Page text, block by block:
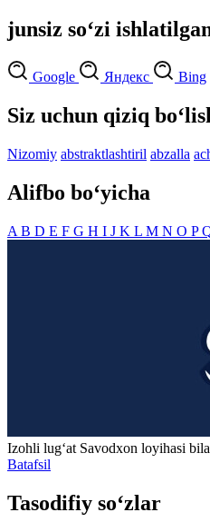
junsiz so‘zi
Google Яндекс Bing
Siz uchun qiziq
Nizomiy abstraktlashtiril abzalla
Alifbo bo‘yicha
A B D E F G H I J K L M N O P
Izohli lugʻat Savodxon loyihasi
Batafsil
Tasodifiy so‘zlar